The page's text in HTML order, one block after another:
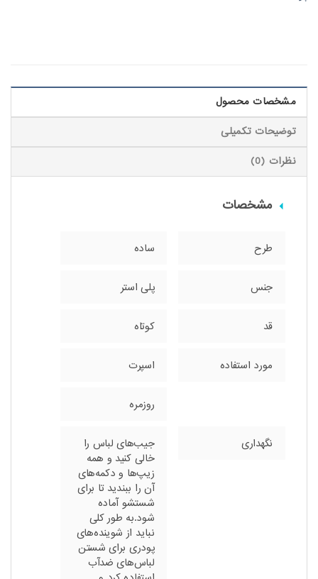
مشخصات محصول
توضیحات تکمیلی
نظرات (0)
مشخصات
طرح ساده
جنس پلی استر
قد کوتاه
مورد استفاده اسپرت
روزمره
نگهداری
جیب‌های لباس را
خالی کنید و همه
زیپ‌ها و دکمه‌های
آن را ببندید تا برای
شستشو آماده
شود.به طور کلی
نباید از شوینده‌های
پودری برای شستن
لباس‌های ضدآب